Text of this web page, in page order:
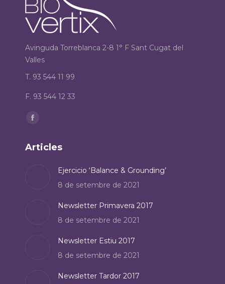
Avinguda Torreblanca 2-8 1° F Sant Cugat del
Valles
T. 93 544 11 99
F. 93 544 12 33
Find us on:
opens
window
Articles
Ejercicio ‘Balance & Grounding’
8 de setembre de 2021
Newsletter Primavera 2017
8 de setembre de 2021
Newsletter Estiu 2017
8 de setembre de 2021
Newsletter Tardor 2017